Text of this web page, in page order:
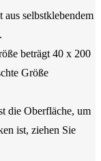
aus selbstklebendem
beträgt 40 x 200
Größe
die Oberfläche, um
ist, ziehen Sie